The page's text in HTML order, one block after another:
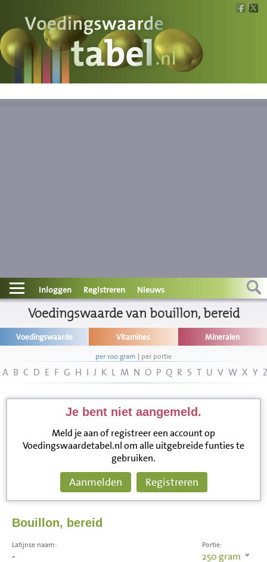
Voedingswaarde
Wat is wat?
Contact
Informatie
Disclaimer
Inloggen Registreren Nieuws
Voedingswaarde van bouillon, bereid
Voedingswaarde Vitamines Mineralen
per 100 gram | per portie
A B C D E F G H I J K L M N O P Q R S T U V W X Y
Je bent niet aangemeld.
Meld je aan of registreer een account op
Voedingswaardetabel.nl om alle uitgebreide funties te
gebruiken.
Aanmelden Registreren
Bouillon, bereid
Portie:
250 gram
Latijnse naam:
-